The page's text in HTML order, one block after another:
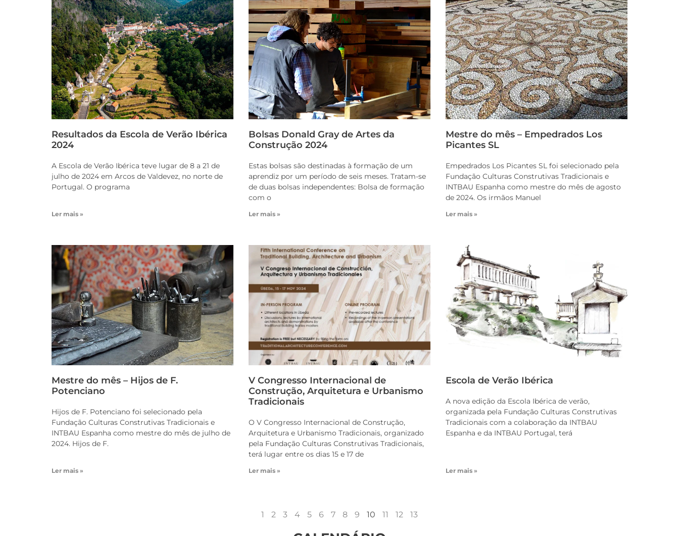
Resultados da Escola de Verão Ibérica
2024
A Escola de Verão Ibérica teve lugar de 8 a 21 de
julho de 2024 em Arcos de Valdevez, no norte de
Portugal. O programa
Ler mais »
Bolsas Donald Gray de Artes da
Construção 2024
Estas bolsas são destinadas à formação de um
aprendiz por um período de seis meses. Tratam-se
de duas bolsas independentes: Bolsa de formação
com o
Ler mais »
Mestre do mês – Empedrados Los
Picantes SL
Empedrados Los Picantes SL foi selecionado pela
Fundação Culturas Construtivas Tradicionais e
INTBAU Espanha como mestre do mês de agosto
de 2024. Os irmãos Manuel
Ler mais »
Mestre do mês – Hijos de F.
Potenciano
Hijos de F. Potenciano foi selecionado pela
Fundação Culturas Construtivas Tradicionais e
INTBAU Espanha como mestre do mês de julho de
2024. Hijos de F.
Ler mais »
V Congresso Internacional de
Construção, Arquitetura e Urbanismo
Tradicionais
O V Congresso Internacional de Construção,
Arquitetura e Urbanismo Tradicionais, organizado
pela Fundação Culturas Construtivas Tradicionais,
terá lugar entre os dias 15 e 17 de
Ler mais »
Escola de Verão Ibérica
A nova edição da Escola Ibérica de verão,
organizada pela Fundação Culturas Construtivas
Tradicionais com a colaboração da INTBAU
Espanha e da INTBAU Portugal, terá
Ler mais »
1 2 3 4 5 6 7 8 9 10 11 12 13